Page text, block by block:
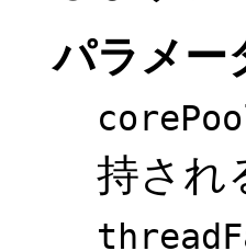
パラメー
持され